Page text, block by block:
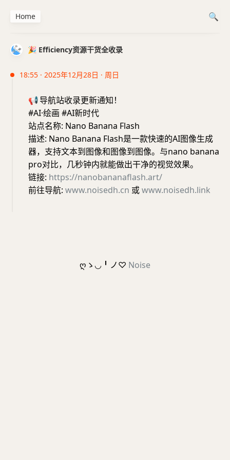
🎉 Efficiency资源干货全收录
18:55 · 2025年12月28日 · 周日
📢导航站收录更新通知！
#AI·绘画 #AI新时代
站点名称: Nano Banana Flash
描述: Nano Banana Flash是一款快速的AI图像生成
器，支持文本到图像和图像到图像。与nano banana
pro对比，几秒钟内就能做出干净的视觉效果。
链接: https://nanobananaflash.art/
前往导航: www.noisedh.cn 或www.noisedh.link
Home
ღゝ◡╹ノ♡ Noise